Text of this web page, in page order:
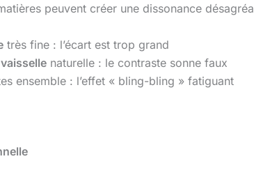
peuvent créer une dissonance
très fine : l’écart est trop grand
vaisselle naturelle : le contraste sonne faux
ensemble : l’effet « bling-bling » fatiguant